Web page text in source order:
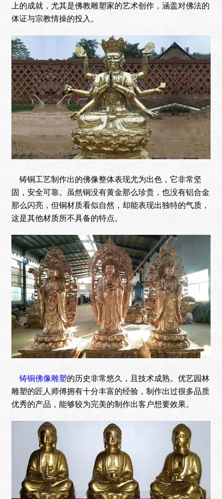
上的成就，尤其是佛教雕塑家的艺术创作，涵盖对佛法的
体证与宗教情操的投入。
铸铜工艺制作出的佛像整体表现尤为出色，它非常坚
固，安全可靠。虽然铜没有黄金那么珍贵，也没有铝合金
那么闪亮，但铜材质看似自然，却能表现出独特的气质，
这是其他材质所不具备的特点。
铸铜佛像雕塑的历史非常悠久，且技术成熟。优艺园林
雕塑的匠人师傅拥有十分丰富的经验，制作出过很多品质
优秀的产品，能够较为完美的制作出客户想要效果。